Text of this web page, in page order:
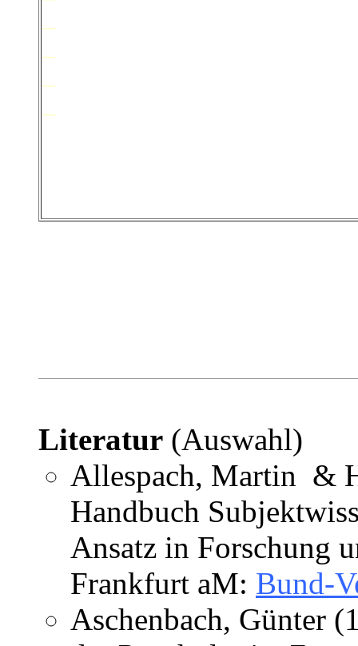
Literatur (Auswahl)
Allespach, Martin &
Handbuch
Ansatz in Forschung
Frankfurt aM: Bund-
Aschenbach, Günter